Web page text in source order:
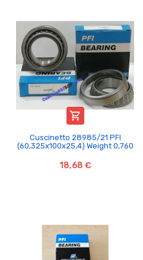

Cuscinetto 28985/21 PFI
(60,325x100x25,4) Weight 0,760
18,68 €